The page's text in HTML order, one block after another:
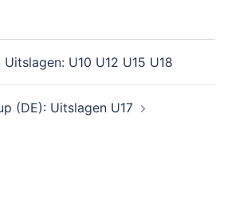
U10 U12 U15 U18
(DE): Uitslagen U17